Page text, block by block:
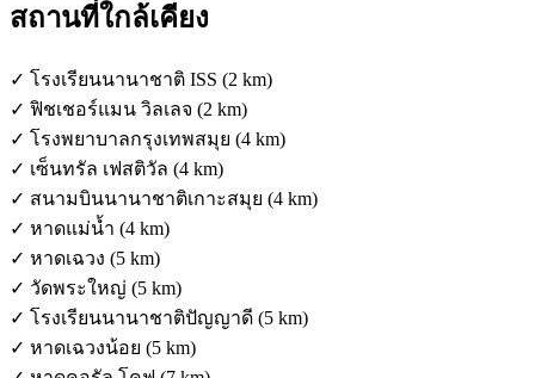
สถานที่ใกล้เคียง
✓ โรงเรียนนานาชาติ ISS (2 km)
✓ ฟิชเชอร์แมน วิลเลจ (2 km)
✓ โรงพยาบาลกรุงเทพสมุย (4 km)
✓ เซ็นทรัล เฟสติวัล (4 km)
✓ สนามบินนานาชาติเกาะสมุย (4 km)
✓ หาดแม่น้ำ (4 km)
✓ หาดเฉวง (5 km)
✓ วัดพระใหญ่ (5 km)
✓ โรงเรียนนานาชาติปัญญาดี (5 km)
✓ หาดเฉวงน้อย (5 km)